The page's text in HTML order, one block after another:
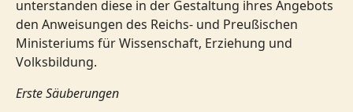
unterstanden diese in der Gestaltung ihres Angebots
den Anweisungen des Reichs- und Preußischen
Ministeriums für Wissenschaft, Erziehung und
Volksbildung.
Erste Säuberungen